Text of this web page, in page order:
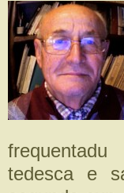
tedesca e